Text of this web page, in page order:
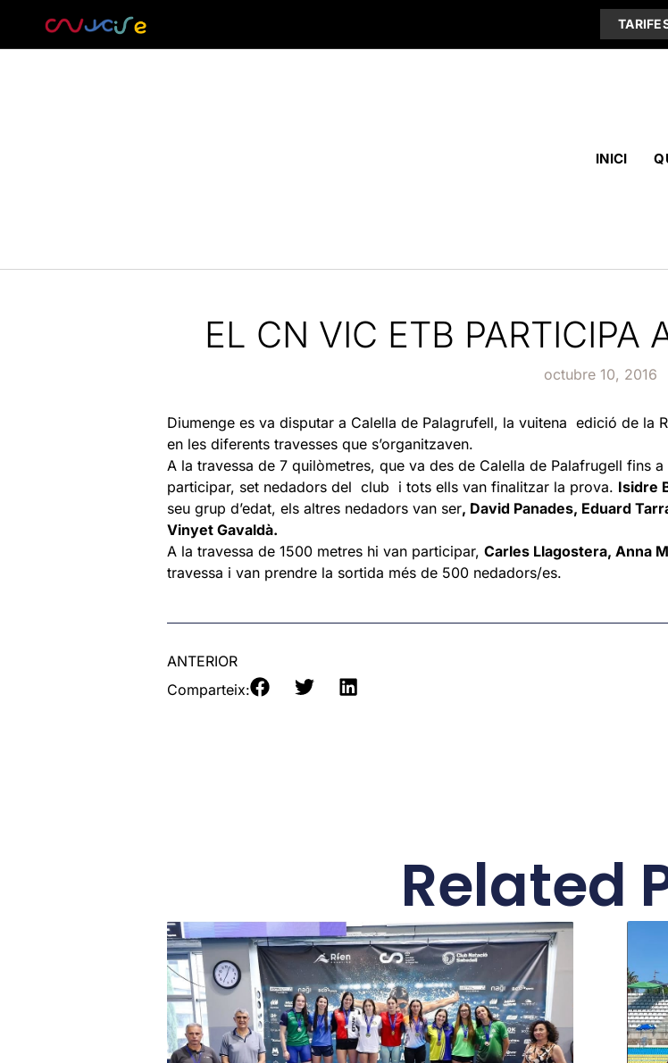
INICI
EL CN VIC ETB PARTICIPA
octubre 10, 2016
Diumenge es va disputar a Calella de Palagrufell, la vuitena edició de la
en les diferents travesses que s’organitzaven.
A la travessa de 7 quilòmetres, que va des de Calella de Palafrugell fins
participar, set nedadors del club i tots ells van finalitzar la prova. Isidre
seu grup d’edat, els altres nedadors van ser, David Panades, Eduard
Vinyet Gavaldà.
A la travessa de 1500 metres hi van participar, Carles Llagostera, Anna
travessa i van prendre la sortida més de 500 nedadors/es.
ANTERIOR
Comparteix:
Related